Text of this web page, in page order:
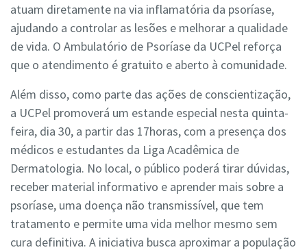
atuam diretamente na via inflamatória da psoríase,
ajudando a controlar as lesões e melhorar a qualidade
de vida. O Ambulatório de Psoríase da UCPel reforça
que o atendimento é gratuito e aberto à comunidade.
Além disso, como parte das ações de conscientização,
a UCPel promoverá um estande especial nesta quinta-
feira, dia 30, a partir das 17horas, com a presença dos
médicos e estudantes da Liga Acadêmica de
Dermatologia. No local, o público poderá tirar dúvidas,
receber material informativo e aprender mais sobre a
psoríase, uma doença não transmissível, que tem
tratamento e permite uma vida melhor mesmo sem
cura definitiva. A iniciativa busca aproximar a população